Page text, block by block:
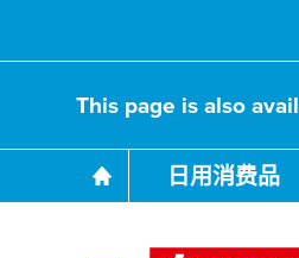
This page is also
日用消费品